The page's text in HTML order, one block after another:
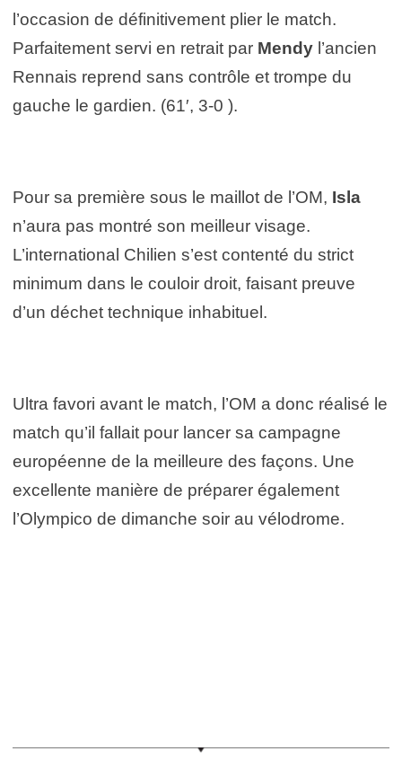
l’occasion de définitivement plier le match.
Parfaitement servi en retrait par Mendy l’ancien
Rennais reprend sans contrôle et trompe du
gauche le gardien. (61′, 3-0 ).
Pour sa première sous le maillot de l’OM, Isla
n’aura pas montré son meilleur visage.
L’international Chilien s’est contenté du strict
minimum dans le couloir droit, faisant preuve
d’un déchet technique inhabituel.
Ultra favori avant le match, l’OM a donc réalisé le
match qu’il fallait pour lancer sa campagne
européenne de la meilleure des façons. Une
excellente manière de préparer également
l’Olympico de dimanche soir au vélodrome.